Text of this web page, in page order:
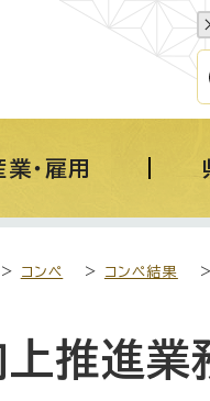
業・雇用
> コンペ > コンペ結果
推進業